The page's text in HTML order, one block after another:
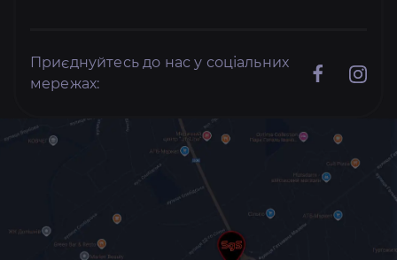
Приєднуйтесь до нас у соціальних
мережах: